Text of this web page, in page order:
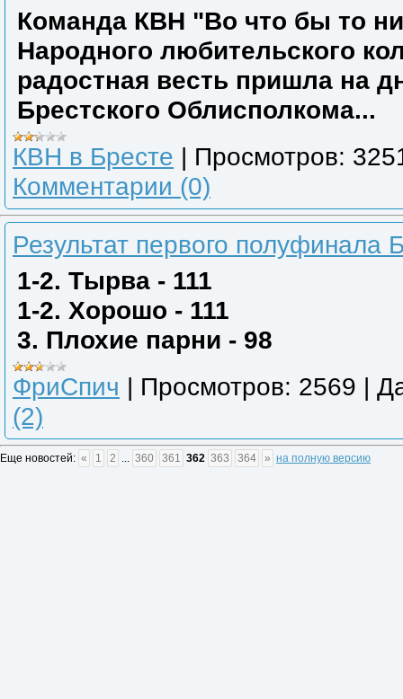
Команда КВН "Во что бы то
Народного любительского
радостная весть пришла на
Брестского Облисполкома...
КВН в Бресте | Просмотров:
Комментарии (0)
Результат первого полуфинала
1-2. Тырва - 111
1-2. Хорошо - 111
3. Плохие парни - 98
ФриСпич | Просмотров: 2569 |
(2)
Еще новостей: « 1 2 ... 360 361 362 363 364 » на полную версию